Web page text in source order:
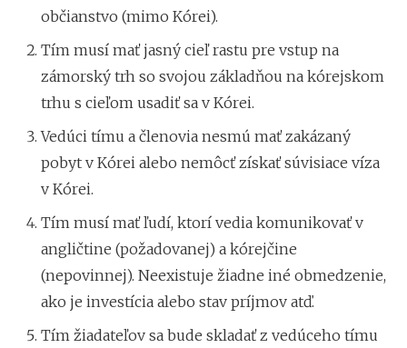
občianstvo (mimo Kórei).
Tím musí mať jasný cieľ rastu pre vstup na
zámorský trh so svojou základňou na kórejskom
trhu s cieľom usadiť sa v Kórei.
Vedúci tímu a členovia nesmú mať zakázaný
pobyt v Kórei alebo nemôcť získať súvisiace víza
v Kórei.
Tím musí mať ľudí, ktorí vedia komunikovať v
angličtine (požadovanej) a kórejčine
(nepovinnej). Neexistuje žiadne iné obmedzenie,
ako je investícia alebo stav príjmov atď.
Tím žiadateľov sa bude skladať z vedúceho tímu